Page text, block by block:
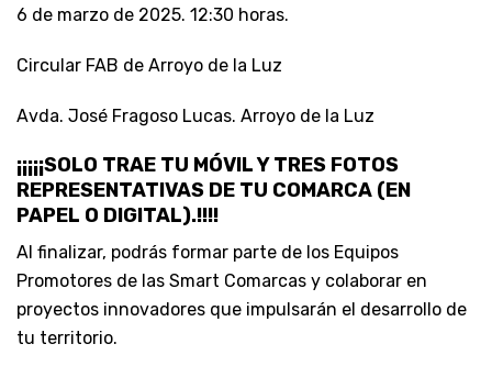
6 de marzo de 2025. 12:30 horas.
Circular FAB de Arroyo de la Luz
Avda. José Fragoso Lucas. Arroyo de la Luz
¡¡¡¡¡SOLO TRAE TU MÓVIL Y TRES FOTOS
REPRESENTATIVAS DE TU COMARCA (EN
PAPEL O DIGITAL).!!!!
Al finalizar, podrás formar parte de los Equipos
Promotores de las Smart Comarcas y colaborar en
proyectos innovadores que impulsarán el desarrollo de
tu territorio.